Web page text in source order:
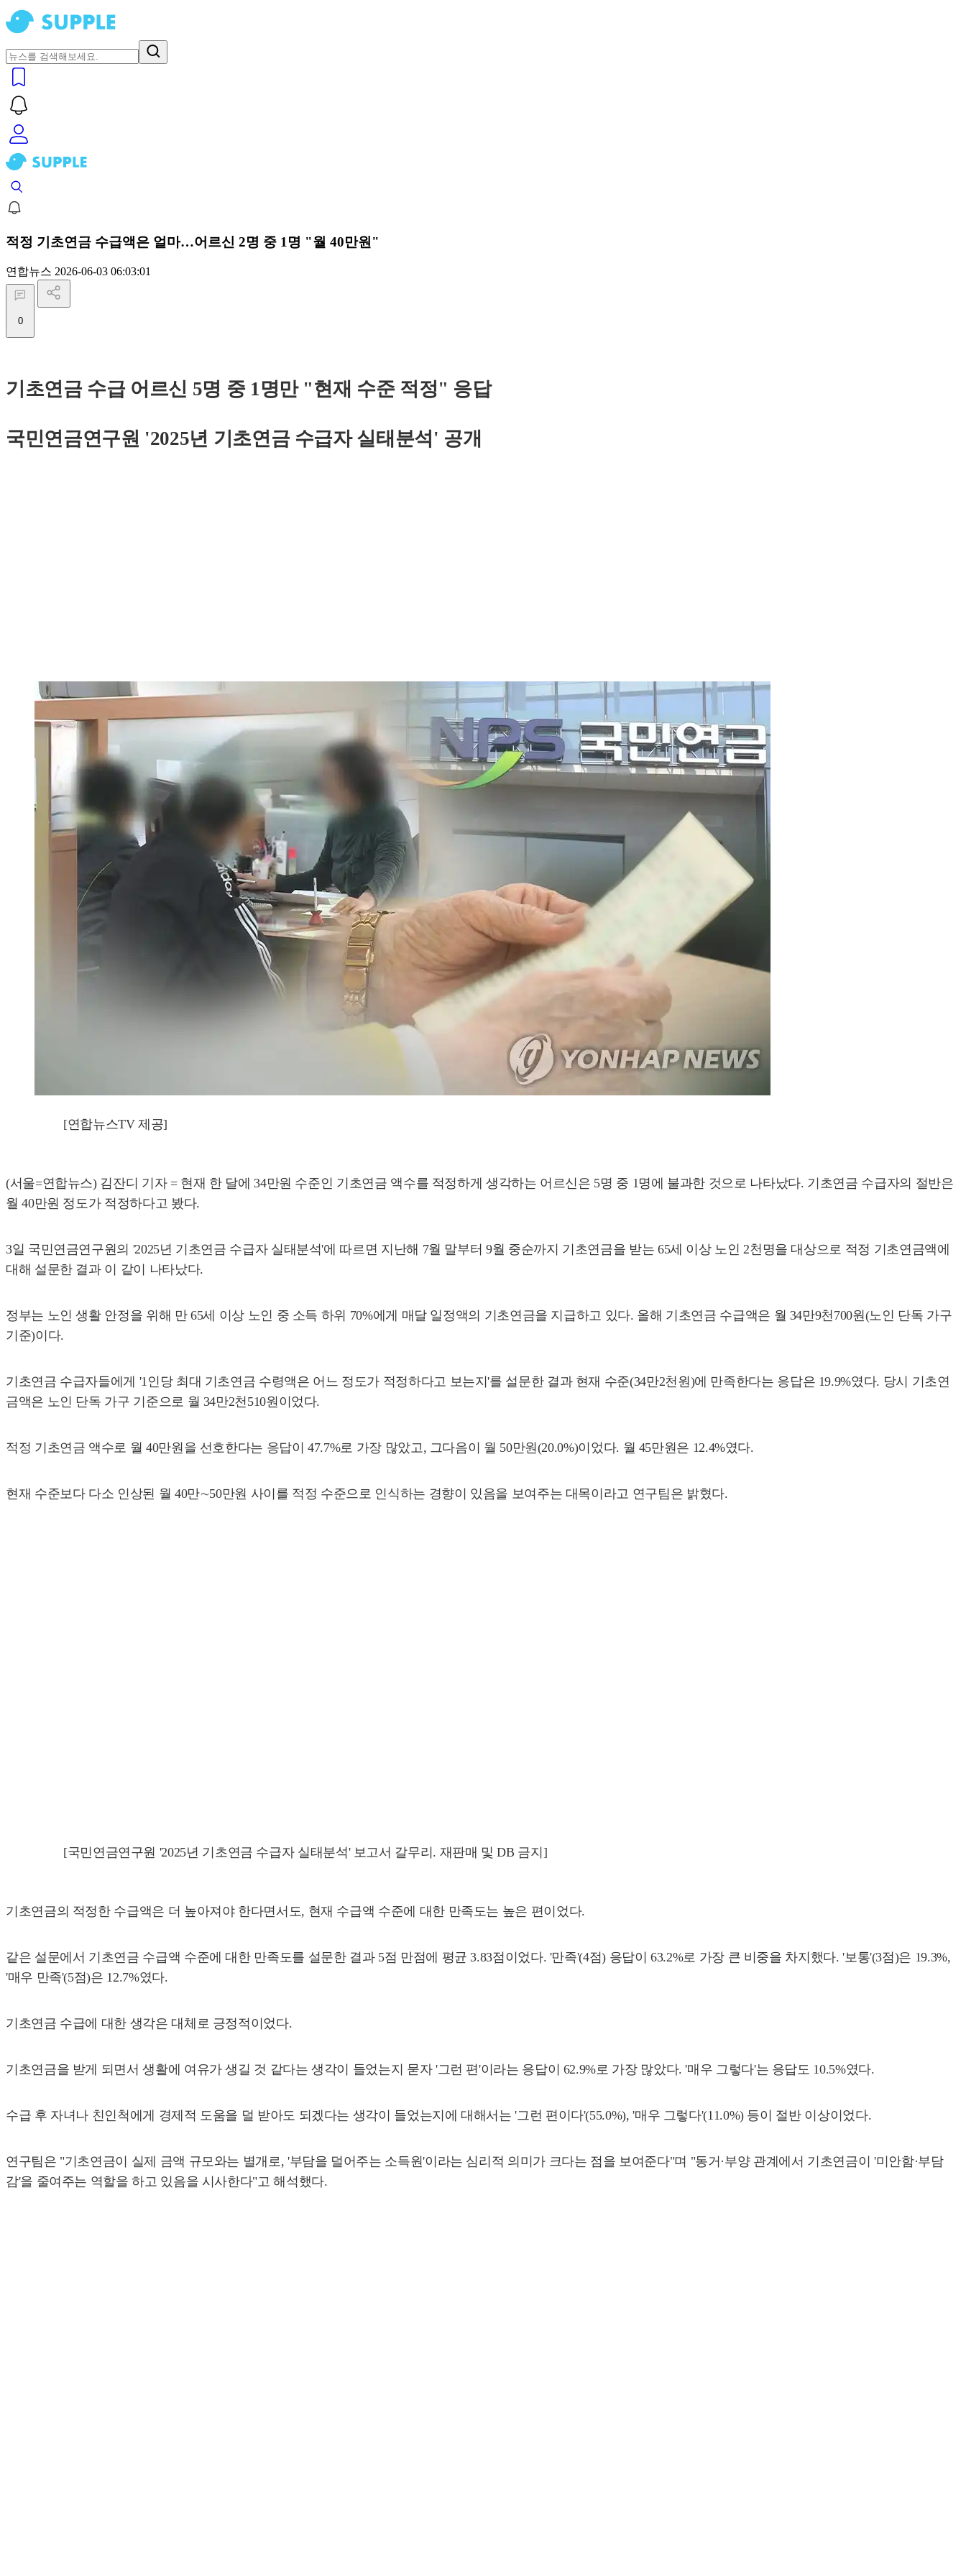
적정 기초연금 수급액은 얼마…어르신 2명 중 1명 "월 40만원"
연합뉴스 2026-06-03 06:03:01
0
기초연금 수급 어르신 5명 중 1명만 "현재 수준 적정" 응답
국민연금연구원 '2025년 기초연금 수급자 실태분석' 공개
[연합뉴스TV 제공]
(서울=연합뉴스) 김잔디 기자 = 현재 한 달에 34만원 수준인 기초연금 액수를 적정하게 생각하는 어르신은 5명 중 1명에 불과한 것으로 나타났다. 기초연금 수급자의 절반은
월 40만원 정도가 적정하다고 봤다.
3일 국민연금연구원의 '2025년 기초연금 수급자 실태분석'에 따르면 지난해 7월 말부터 9월 중순까지 기초연금을 받는 65세 이상 노인 2천명을 대상으로 적정 기초연금액에
대해 설문한 결과 이 같이 나타났다.
정부는 노인 생활 안정을 위해 만 65세 이상 노인 중 소득 하위 70%에게 매달 일정액의 기초연금을 지급하고 있다. 올해 기초연금 수급액은 월 34만9천700원(노인 단독 가구
기준)이다.
기초연금 수급자들에게 '1인당 최대 기초연금 수령액은 어느 정도가 적정하다고 보는지'를 설문한 결과 현재 수준(34만2천원)에 만족한다는 응답은 19.9%였다. 당시 기초연
금액은 노인 단독 가구 기준으로 월 34만2천510원이었다.
적정 기초연금 액수로 월 40만원을 선호한다는 응답이 47.7%로 가장 많았고, 그다음이 월 50만원(20.0%)이었다. 월 45만원은 12.4%였다.
현재 수준보다 다소 인상된 월 40만∼50만원 사이를 적정 수준으로 인식하는 경향이 있음을 보여주는 대목이라고 연구팀은 밝혔다.
[국민연금연구원 '2025년 기초연금 수급자 실태분석' 보고서 갈무리. 재판매 및 DB 금지]
기초연금의 적정한 수급액은 더 높아져야 한다면서도, 현재 수급액 수준에 대한 만족도는 높은 편이었다.
같은 설문에서 기초연금 수급액 수준에 대한 만족도를 설문한 결과 5점 만점에 평균 3.83점이었다. '만족'(4점) 응답이 63.2%로 가장 큰 비중을 차지했다. '보통'(3점)은 19.3%,
'매우 만족'(5점)은 12.7%였다.
기초연금 수급에 대한 생각은 대체로 긍정적이었다.
기초연금을 받게 되면서 생활에 여유가 생길 것 같다는 생각이 들었는지 묻자 '그런 편'이라는 응답이 62.9%로 가장 많았다. '매우 그렇다'는 응답도 10.5%였다.
수급 후 자녀나 친인척에게 경제적 도움을 덜 받아도 되겠다는 생각이 들었는지에 대해서는 '그런 편이다'(55.0%), '매우 그렇다'(11.0%) 등이 절반 이상이었다.
연구팀은 "기초연금이 실제 금액 규모와는 별개로, '부담을 덜어주는 소득원'이라는 심리적 의미가 크다는 점을 보여준다"며 "동거·부양 관계에서 기초연금이 '미안함·부담
감'을 줄여주는 역할을 하고 있음을 시사한다"고 해석했다.